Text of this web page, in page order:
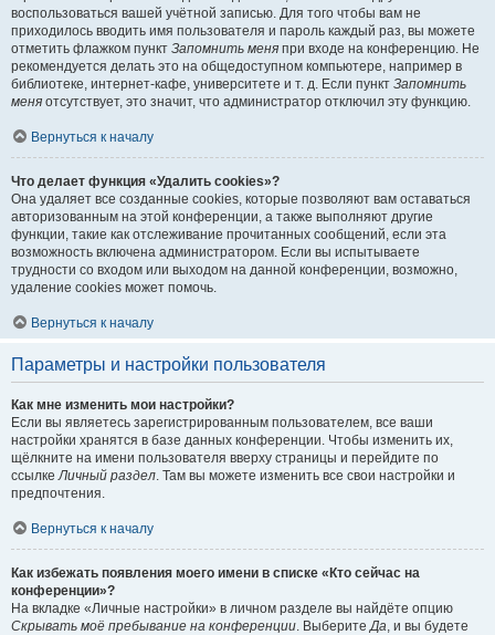
воспользоваться вашей учётной записью. Для того чтобы вам не
приходилось вводить имя пользователя и пароль каждый раз, вы можете
отметить флажком пункт Запомнить меня при входе на конференцию. Не
рекомендуется делать это на общедоступном компьютере, например в
библиотеке, интернет-кафе, университете и т. д. Если пункт Запомнить
меня отсутствует, это значит, что администратор отключил эту функцию.
Вернуться к началу
Что делает функция «Удалить cookies»?
Она удаляет все созданные cookies, которые позволяют вам оставаться
авторизованным на этой конференции, а также выполняют другие
функции, такие как отслеживание прочитанных сообщений, если эта
возможность включена администратором. Если вы испытываете
трудности со входом или выходом на данной конференции, возможно,
удаление cookies может помочь.
Вернуться к началу
Параметры и настройки пользователя
Как мне изменить мои настройки?
Если вы являетесь зарегистрированным пользователем, все ваши
настройки хранятся в базе данных конференции. Чтобы изменить их,
щёлкните на имени пользователя вверху страницы и перейдите по
ссылкеЛичный раздел. Там вы можете изменить все свои настройки и
предпочтения.
Вернуться к началу
Как избежать появления моего имени в списке «Кто сейчас на
конференции»?
На вкладке «Личные настройки» в личном разделе вы найдёте опцию
Скрывать моё пребывание на конференции. ВыберитеДа, и вы будете